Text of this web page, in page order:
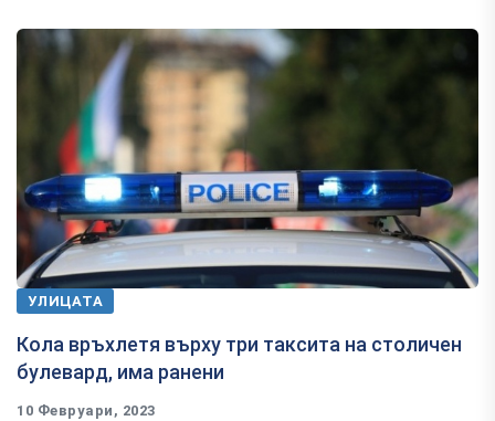
УЛИЦАТА
Кола връхлетя върху три таксита на столичен
булевард, има ранени
10 Февруари, 2023